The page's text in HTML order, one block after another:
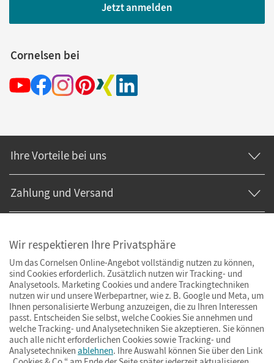
Jetzt anmelden
Cornelsen bei
Ihre Vorteile bei uns
Zahlung und Versand
Wir respektieren Ihre Privatsphäre
Um das Cornelsen Online-Angebot vollständig nutzen zu können,
sind Cookies erforderlich. Zusätzlich nutzen wir Tracking- und
Analysetools. Marketing Cookies und andere Trackingtechniken
nutzen wir und unsere Werbepartner, wie z. B. Google und Meta, um
Ihnen personalisierte Werbung anzuzeigen, die zu Ihren Interessen
passt. Entscheiden Sie selbst, welche Cookies Sie annehmen und
welche Tracking- und Analysetechniken Sie akzeptieren. Sie können
auch alle nicht erforderlichen Cookies sowie Tracking- und
Analysetechniken ablehnen. Ihre Auswahl können Sie über den Link